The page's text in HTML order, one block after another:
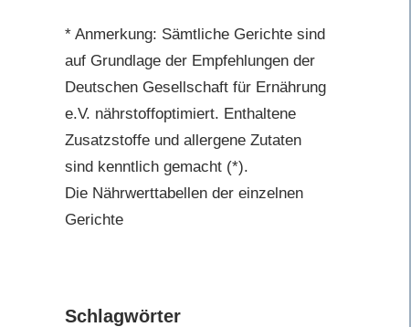
* Anmerkung: Sämtliche Gerichte sind
auf Grundlage der Empfehlungen der
Deutschen Gesellschaft für Ernährung
e.V. nährstoffoptimiert. Enthaltene
Zusatzstoffe und allergene Zutaten
sind kenntlich gemacht (*).
Die Nährwerttabellen der einzelnen
Gerichte
Schlagwörter